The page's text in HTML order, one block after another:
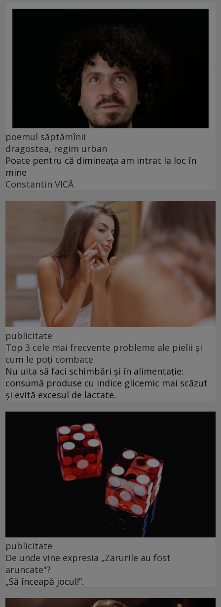
poemul săptămînii
dragostea, regim urban
Poate pentru că dimineața am intrat la loc în
mine
Constantin VICĂ
publicitate
Top 3 cele mai frecvente probleme ale pielii și
cum le poți combate
Nu uita să faci schimbări și în alimentație:
consumă produse cu indice glicemic mai scăzut
și evită excesul de lactate.
publicitate
De unde vine expresia „Zarurile au fost
aruncate"?
„Să înceapă jocul!”.